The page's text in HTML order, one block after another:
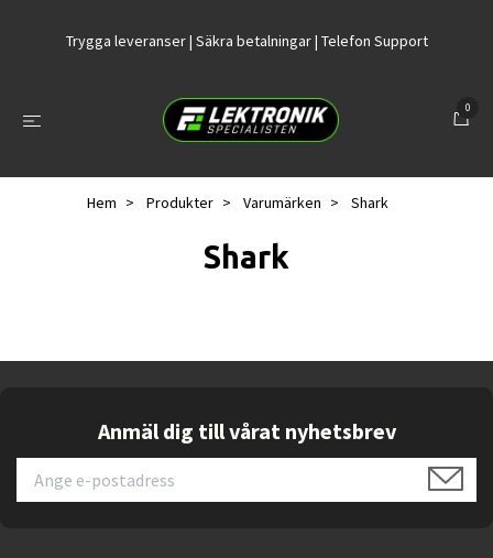
Trygga leveranser | Säkra betalningar | Telefon Support
0
Hem Produkter Varumärken Shark
Shark
Anmäl dig till vårat nyhetsbrev